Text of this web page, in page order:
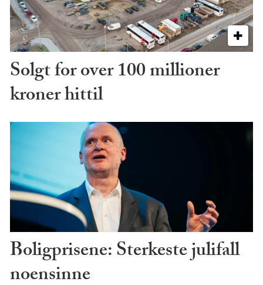
Solgt for over 100 millioner
kroner hittil
Boligprisene: Sterkeste julifall
noensinne